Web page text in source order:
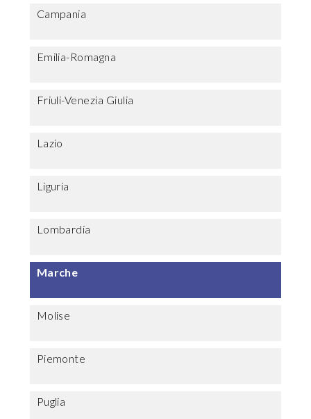
Campania
Emilia-Romagna
Friuli-Venezia Giulia
Lazio
Liguria
Lombardia
Marche
Molise
Piemonte
Puglia